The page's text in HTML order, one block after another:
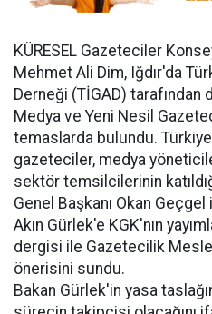
KÜRESEL Gazeteciler
Mehmet Ali Dim, Iğdır'da
Derneği (TİGAD) tarafından
Medya ve Yeni Nesil
temaslarda bulundu.
gazeteciler, medya
sektör temsilcilerinin
Genel Başkanı Okan
Akın Gürlek'e KGK'nın
dergisi ile Gazetecilik
önerisini sundu.
Bakan Gürlek'in yasa